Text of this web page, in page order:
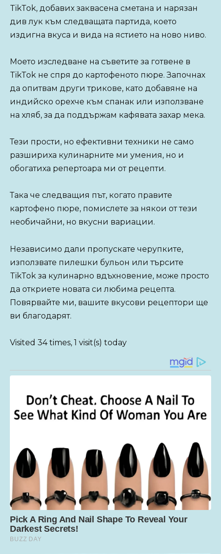
TikTok, добавих заквасена сметана и нарязан
див лук към следващата партида, което
издигна вкуса и вида на ястието на ново ниво.
Моето изследване на съветите за готвене в
TikTok не спря до картофеното пюре. Започнах
да опитвам други трикове, като добавяне на
индийско орехче към спанак или използване
на хляб, за да поддържам кафявата захар мека.
Тези прости, но ефективни техники не само
разшириха кулинарните ми умения, но и
обогатиха репертоара ми от рецепти.
Така че следващия път, когато правите
картофено пюре, помислете за някои от тези
необичайни, но вкусни вариации.
Независимо дали пропускате черупките,
използвате пилешки бульон или търсите
TikTok за кулинарно вдъхновение, може просто
да откриете новата си любима рецепта.
Повярвайте ми, вашите вкусови рецептори ще
ви благодарят.
Visited 34 times, 1 visit(s) today